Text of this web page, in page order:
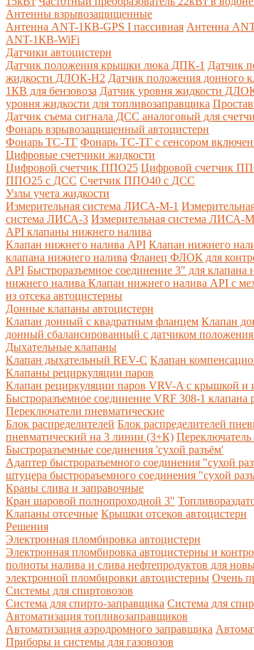
Антенны взрывозащищенные
Антенна ANT-1КВ-GPS I пассивная Антенна
ANT-1КВ-WiFi
Датчики автоцистерн
Датчик положения крышки люка ДПК-1 Датчик
жидкости ДЛОК-Н2 Датчик положения донного
1КВ для бензовоза Датчик уровня жидкости
уровня жидкости для топливозаправщика
Датчик съема сигнала ДСС аналоговый для
Фонарь взрывозащищенный автоцистерн
Фонарь ТС-ТГ Фонарь ТС-ТГ с сенсором
Цифровые счетчики жидкости
Цифровой счетчик ППО25 Цифровой счетчик
ППО25 с ДСС Счетчик ППО40 с ДСС
Узлы учета жидкости
Измерительная система ЛИСА-М-1
система ЛИСА-3 Измерительная система ЛИСА-
API клапаны нижнего налива
Клапан нижнего налива API Клапан нижнего
клапана нижнего налива Фланец ФЛОК для
API Быстроразъемное соединение 3" для клапана
нижнего налива Клапан нижнего налива API с
из отсека автоцистерны
Донные клапаны автоцистерн
Клапан донный с квадратным фланцем Клапан
донный сбалансированный с датчиком положения
Дыхательные клапаны
Клапан дыхательный REV-C Клапан
Клапаны рециркуляции паров
Клапан рециркуляции паров VRV-A с крышкой и
Быстроразъемное соединение VRF 308-1 клапана
Переключатели пневматические
Блок распределителей Блок распределителей
пневматический на 3 линии (3+К)
Быстроразъемные соединения 'сухой разъём'
Адаптер быстроразъемного соединения "сухой
штуцера быстрораъемного соединения "сухой
Краны слива и заправочные
Кран шаровой полнопроходной 3"
Клапаны отсечные Крышки отсеков автоцистерн
Решения
Электронная пломбировка автоцистерн
Электронная пломбировка автоцистерны и
полноты налива и слива нефтепродуктов для
электронной пломбировки автоцистерны Очень
Системы для спиртовозов
Система для спирто-заправщика Система для
Автоматизация топливозаправщиков
Автоматизация аэродромного заправщика
Приборы и системы для газовозов